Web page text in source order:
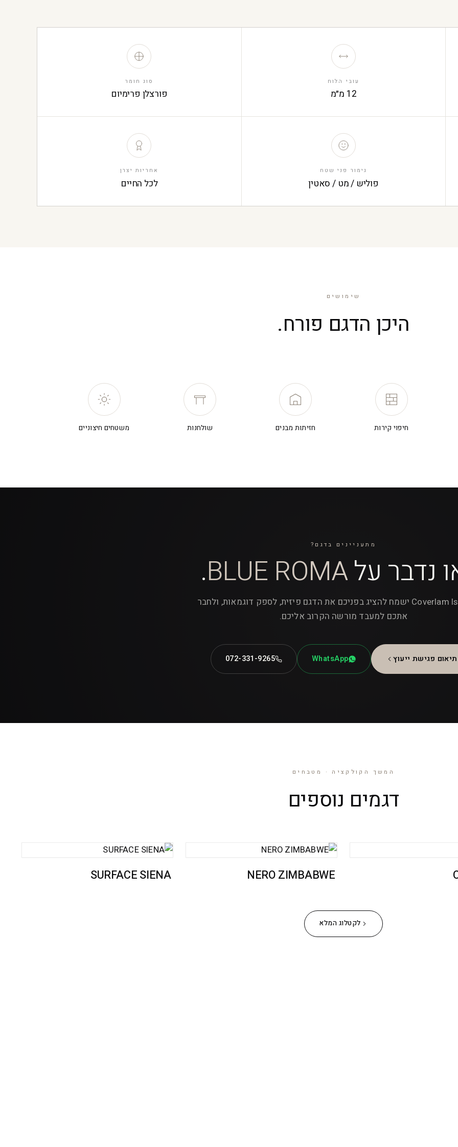
עובי הלוח
12 מ״מ
סוג חומר
פורצלן פרימיום
גימור פני שטח
פוליש / מט / סאטין
אחריות יצרן
לכל החיים
שימושים
היכן הדגם פורח.
חיפוי קירות חזיתות מבנים שולחנות משטחים חיצוניים
מתעניינים בדגם?
נדבר עלBLUE ROMA
.
צוות Coverlam Israel ישמח להציג בפניכם את הדגם פיזית, לספק דוגמאות, ולחבר
אתכם למעבד מורשה הקרוב אליכם.
פגישת ייעוץ WhatsApp
072-331-9265
המשך הקולקציה · מטבחים
דגמים נוספים
NERO ZIMBABWE
SURFACE SIENA
לקטלוג המלא